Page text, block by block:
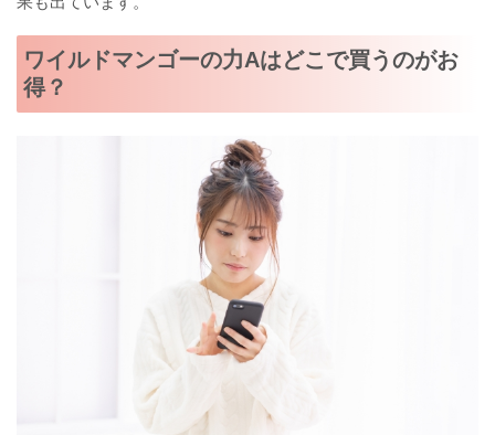
ワイルドマンゴーの力Aはどこで買うのがお
得？